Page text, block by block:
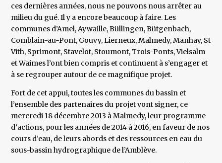
ces dernières années, nous ne pouvons nous arrêter au
milieu du gué. Il y a encore beaucoup à faire. Les
communes d’Amel, Aywaille, Büllingen, Bütgenbach,
Comblain-au-Pont, Gouvy, Lierneux, Malmedy, Manhay, St
Vith, Sprimont, Stavelot, Stoumont, Trois-Ponts, Vielsalm
et Waimes l’ont bien compris et continuent à s’engager et
à se regrouper autour de ce magnifique projet.
Fort de cet appui, toutes les communes du bassin et
l’ensemble des partenaires du projet vont signer, ce
mercredi 18 décembre 2013 à Malmedy, leur programme
d’actions, pour les années de 2014 à 2016, en faveur de nos
cours d’eau, de leurs abords et des ressources en eau du
sous-bassin hydrographique de l’Amblève.